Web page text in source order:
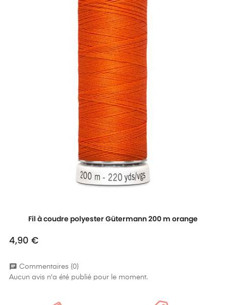
Fil à coudre polyester Gütermann 200 m orange
Prix
4,90 €
chat Commentaires (0)
Aucun avis n'a été publié pour le moment.